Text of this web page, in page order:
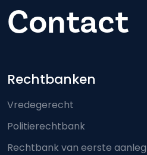
Contact
Footer-menu
Rechtbanken
Vredegerecht
Politierechtbank
Rechtbank van eerste aanleg